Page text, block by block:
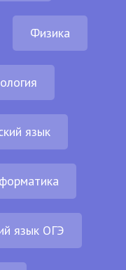
Физика
язык
язык ОГЭ